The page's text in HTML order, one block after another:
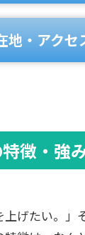
地・アクセ
徴・強
上げたい。